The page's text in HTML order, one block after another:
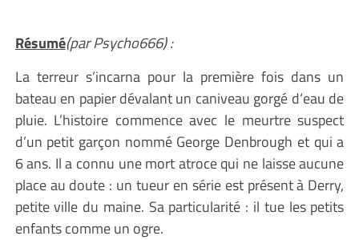
Résumé(par Psycho666) :
La terreur s’incarna pour la première fois dans un
bateau en papier dévalant un caniveau gorgé d‘eau de
pluie. L’histoire commence avec le meurtre suspect
d’un petit garçon nommé George Denbrough et qui a
6 ans. Il a connu une mort atroce qui ne laisse aucune
place au doute : un tueur en série est présent à Derry,
petite ville du maine. Sa particularité : il tue les petits
enfants comme un ogre.